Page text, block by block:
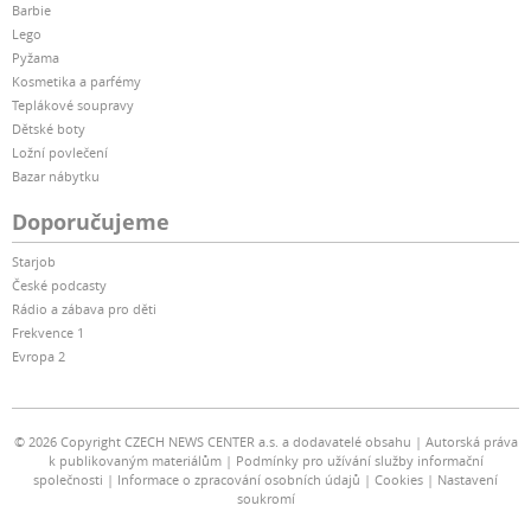
Barbie
Lego
Pyžama
Kosmetika a parfémy
Teplákové soupravy
Dětské boty
Ložní povlečení
Bazar nábytku
Doporučujeme
Starjob
České podcasty
Rádio a zábava pro děti
Frekvence 1
Evropa 2
© 2026 Copyright CZECH NEWS CENTER a.s. a dodavatelé obsahu
Autorská práva
k publikovaným materiálům
Podmínky pro užívání služby informační
společnosti
Informace o zpracování osobních údajů Cookies
Nastavení
soukromí